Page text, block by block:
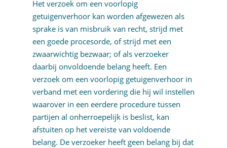
Het verzoek om een voorlopig
getuigenverhoor kan worden afgewezen als
sprake is van misbruik van recht, strijd met
een goede procesorde, of strijd met een
zwaarwichtig bezwaar; of als verzoeker
daarbij onvoldoende belang heeft. Een
verzoek om een voorlopig getuigenverhoor in
verband met een vordering die hij wil instellen
waarover in een eerdere procedure tussen
partijen al onherroepelijk is beslist, kan
afstuiten op het vereiste van voldoende
belang. De verzoeker heeft geen belang bij dat